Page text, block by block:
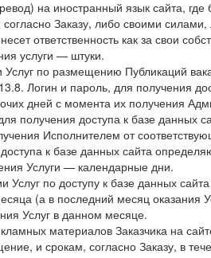
на иностранный язык сайта,
Заказу, либо своими
ответственность как за свои
услуги — штуки.
Услуг по размещению Публикаций
Логин и пароль, для получения
дней с момента их получения
получения доступа к базе данных
Исполнителем от
к базе данных сайта
Услуги — календарные дни.
Услуг по доступу к базе данных
(а в последний месяц оказания
Услуг в данном месяце.
материалов Заказчика на
и срокам, согласно Заказу, в